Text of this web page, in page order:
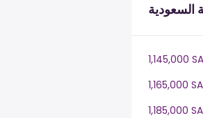
السعودية
1,145,000
1,165,000
1,185,000